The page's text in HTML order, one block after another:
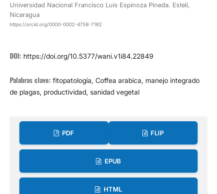
Universidad Nacional Francisco Luis Espinoza Pineda. Estelí,
Nicaragua
https://orcid.org/0000-0002-4758-7182
DOI: https://doi.org/10.5377/wani.v1i84.22849
Palabras clave: fitopatología, Coffea arabica, manejo integrado
de plagas, productividad, sanidad vegetal
PDF FLIP
EPUB
HTML